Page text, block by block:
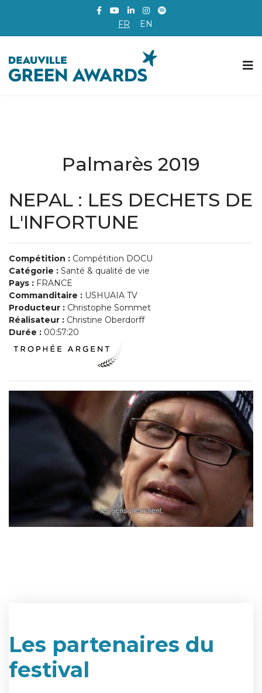
FR EN
Palmarès 2019
NEPAL : LES DECHETS DE
L'INFORTUNE
Compétition : Compétition DOCU
Catégorie : Santé & qualité de vie
Pays : FRANCE
Commanditaire : USHUAIA TV
Producteur : Christophe Sommet
Réalisateur : Christine Oberdorff
Durée : 00:57:20
Les partenaires du
festival